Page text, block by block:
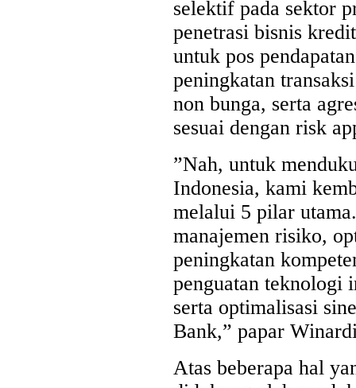
selektif pada sektor
penetrasi bisnis
untuk pos
peningkatan
non bunga, serta
sesuai dengan risk
”Nah, untuk
Indonesia, kami
melalui 5 pilar
manajemen risiko,
peningkatan
penguatan teknologi
serta optimalisasi
Bank,” papar
Atas beberapa hal